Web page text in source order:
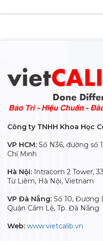
Công ty TNHH Khoa Học
VP HCM: Số N36, đường số
Chí Minh
Hà Nội: Intracom 2 Tower,
Từ Liêm, Hà Nội, Vietnam
VP Đà Nẵng: Số 10, Đường
Quận Cẩm Lệ, Tp. Đà Nẵng
Web: www.vietcalib.vn